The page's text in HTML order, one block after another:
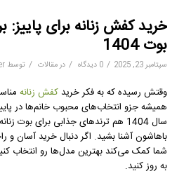
خرید کفش زنانه برای پاییز:
بوت 1404
سپتامبر 23, 2025 / 0 دیدگاه / درمقالات / توسط
وقتش رسیده که به فکر خرید کفش زنانه
همیشه جزو انتخاب‌های محبوب خانم‌ها در
سال 1404 هم ترندهای جذابی برای بوت
باهاشون آشنا بشید. اگر دنبال خرید آسان و
شما کمک می‌کند بهترین مدل‌ها رو انتخاب
به روز کنید.